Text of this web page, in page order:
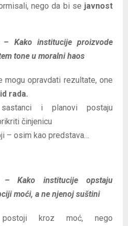
nego da bi se javnost
– Kako institucije proizvode
tone u moralni haos
mogu opravdati rezultate, one
rada.
i planovi postaju
činjenicu
– osim kao predstava…
– Kako institucije opstaju
moći, a ne njenoj suštini
kroz moć, nego